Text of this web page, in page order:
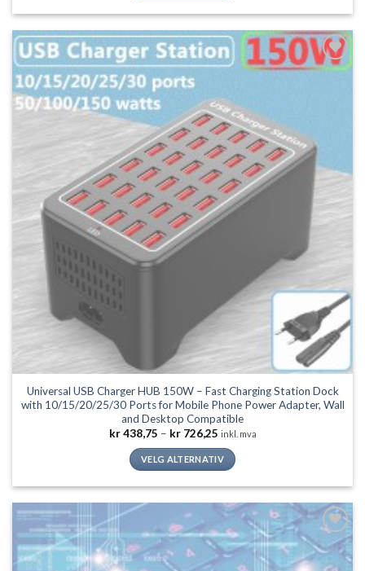
har
flere
varianter.
Alternativene
kan
velges
på
produktsiden
Legg til
Universal USB Charger HUB 150W – Fast Charging Station Dock
with 10/15/20/25/30 Ports for Mobile Phone Power Adapter, Wall
and Desktop Compatible
kr438,75 – kr726,25Prisområde:
til
kr 726,25
inkl. mva
VELG ALTERNATIV
har
flere
varianter.
Alternativene
Legg til
ønskeliste